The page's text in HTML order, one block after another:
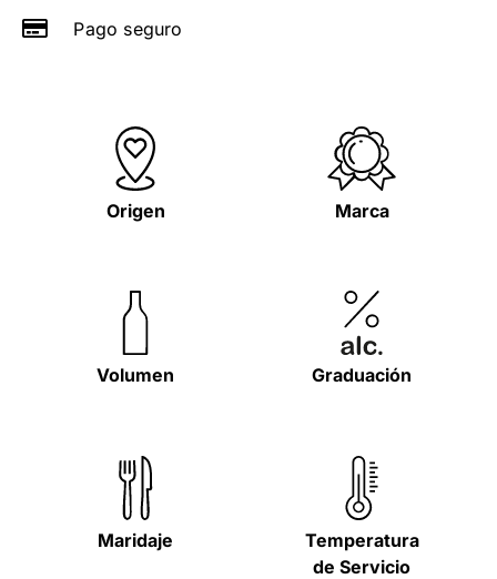
Pago seguro
Origen Marca
Volumen Graduación
Maridaje
Temperatura
de Servicio